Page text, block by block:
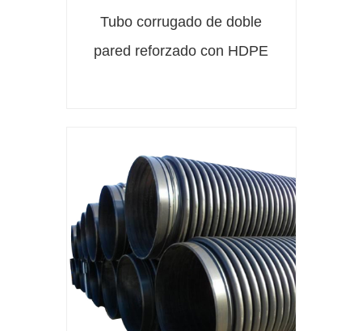
Tubo corrugado de doble
pared reforzado con HDPE